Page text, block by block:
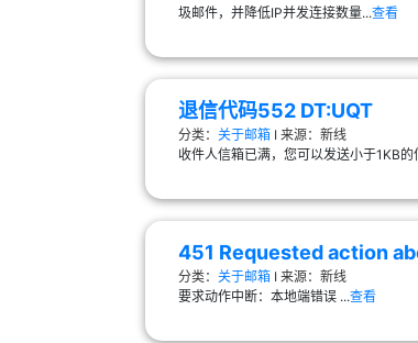
圾邮件，并降低IP并发连接数量...查看
退信代码552 DT:UQT
分类： 关于邮箱 Ι 来源：新线
收件人信箱已满，您可以发送小于1KB
451 Requested action
分类： 关于邮箱 Ι 来源：新线
要求动作中断：本地端错误 ...查看